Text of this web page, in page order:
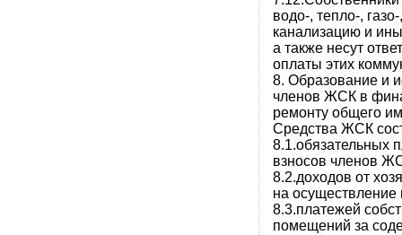
водо-, тепло-,
канализацию и
а также несут
оплаты этих
8. Образование и
членов ЖСК в
ремонту общего
Средства ЖСК
8.1.обязательных
взносов членов
8.2.доходов от
на
8.3.платежей
помещений за